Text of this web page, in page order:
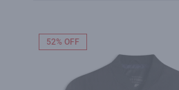
52% OFF